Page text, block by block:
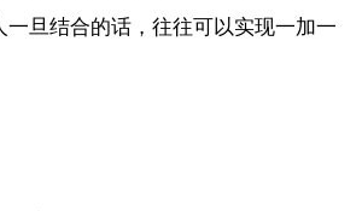
一旦结合的话，往往可以实现一加一